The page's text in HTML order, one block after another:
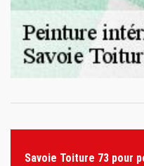
Savoie Toiture 73 pour